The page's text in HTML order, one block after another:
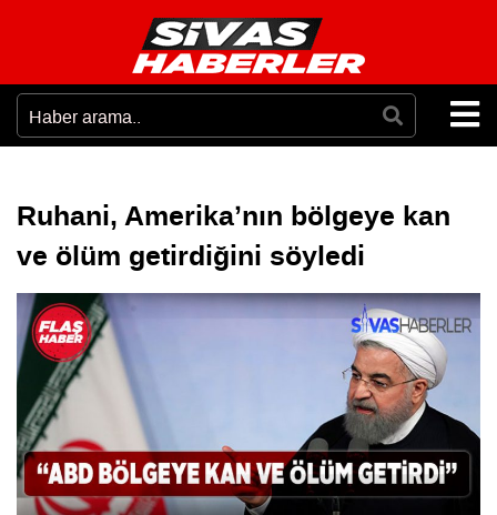
Ruhani, Amerika’nın bölgeye kan
ve ölüm getirdiğini söyledi